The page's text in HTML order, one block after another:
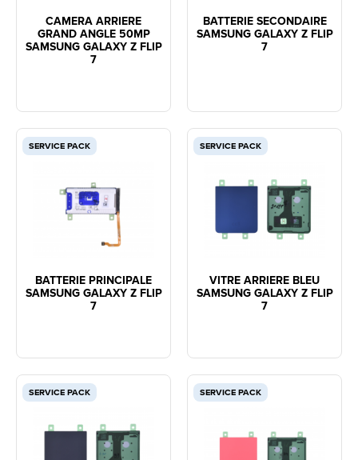
CAMERA ARRIERE
GRAND ANGLE 50MP
SAMSUNG GALAXY Z FLIP
7
BATTERIE SECONDAIRE
SAMSUNG GALAXY Z FLIP
7
SERVICE PACK
BATTERIE PRINCIPALE
SAMSUNG GALAXY Z FLIP
7
SERVICE PACK
VITRE ARRIERE BLEU
SAMSUNG GALAXY Z FLIP
7
SERVICE PACK SERVICE PACK